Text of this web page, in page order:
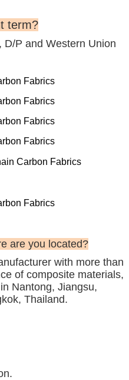
term?
D/P and Western Union
are you located?
with more than
of composite materials,
Nantong, Jiangsu,
Thailand.